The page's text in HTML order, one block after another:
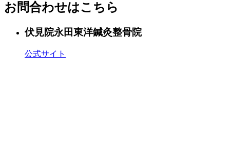
お問合わせはこちら
伏見院永田東洋鍼灸整骨院
公式サイト